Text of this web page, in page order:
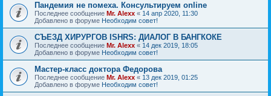
Пандемия не помеха. Консультируем online
Последнее сообщение Mr. Alexx « 14 апр 2020, 11:30
Добавлено в форуме Необходим совет!
СЪЕЗД ХИРУРГОВ ISHRS: ДИАЛОГ В БАНГКОКЕ
Последнее сообщение Mr. Alexx « 14 дек 2019, 18:05
Добавлено в форуме Необходим совет!
Мастер-класс доктора Федорова
Последнее сообщение Mr. Alexx « 13 дек 2019, 01:25
Добавлено в форуме Необходим совет!